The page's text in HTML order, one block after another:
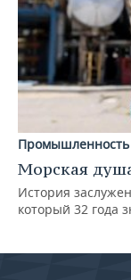
Промышленность
Морская
История
который 32 года